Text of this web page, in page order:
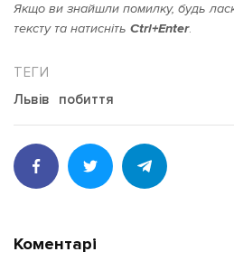
Якщо ви знайшли помилку, будь
тексту та натисніть Ctrl+Enter.
Львів побиття
Коментарі